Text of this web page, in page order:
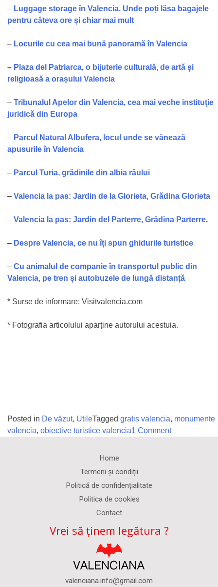
– Luggage storage în Valencia. Unde poți lăsa bagajele
pentru câteva ore și chiar mai mult
– Locurile cu cea mai bună panoramă în Valencia
– Plaza del Patriarca, o bijuterie culturală, de artă și
religioasă a orașului Valencia
– Tribunalu l Apelor din Valencia, cea mai veche instituție
juridică din Europa
– Parcul Natural Albufera, locul unde se vânează
apusurile în Valencia
– Parcul Turia, grădinile din albia râului
– Valencia la pas: Jardin de la Glorieta, Grădina Glorieta
– Valencia la pas: Jardin del Parterre, Grădina Parterre.
– Despre Valencia, ce nu îți spun ghidurile turistice
– Cu animalul de companie în transportul public din
Valencia, pe tren și autobuzele de lungă distanță
* Surse de informare: Visitvalencia.com
* Fotografia articolului aparține autorului acestuia.
Posted in De văzut, UtileTagged gratis valencia, monumente
valencia, obiective turistice valencia1 Commenton
Home
Termeni și condiții
Politică de confidențialitate
Politica de cookies
Contact
Vrei să ținem legătura ?
valenciana.info@gmail.com